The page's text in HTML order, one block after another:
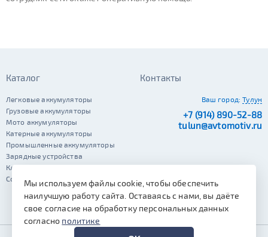
Каталог
Легковые аккумуляторы
Грузовые аккумуляторы
Мото аккумуляторы
Катерные аккумуляторы
Промышленные аккумуляторы
Зарядные устройства
Клеммы
Сопутствующие автотовары
Контакты
Ваш город: Тулун
+7 (914) 890-52-88
tulun@avtomotiv.ru
Мы используем файлы cookie, чтобы обеспечить
наилучшую работу сайта. Оставаясь с нами, вы даёте
свое согласие на обработку персональных данных
согласно политике